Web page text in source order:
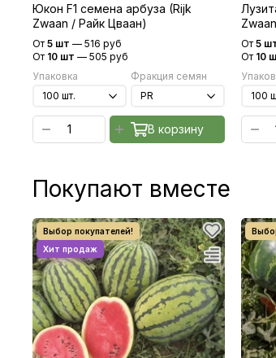
Юкон F1 семена арбуза (Rijk
Zwaan / Райк Цваан)
От 5 шт — 516 руб
От 10 шт — 505 руб
Упаковка
Фракция семян
В корзину
От 5
От 10
Покупают вместе